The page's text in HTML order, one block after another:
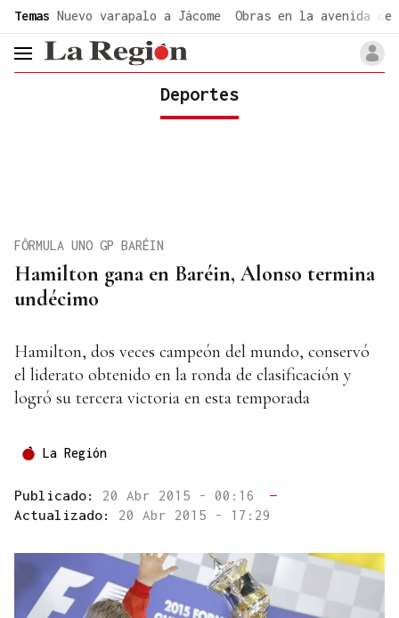
Temas Nuevo varapalo a Jácome Obras en la avenida de
header.menu.open
Deportes
Hamilton gana en Baréin, Alonso termina
undécimo
FÓRMULA UNO GP BARÉIN
Hamilton, dos veces campeón del mundo, conservó
el liderato obtenido en la ronda de clasificación y
logró su tercera victoria en esta temporada
La Región
Publicado: 20 Abr 2015 - 00:16
—
Actualizado: 20 Abr 2015 - 17:29